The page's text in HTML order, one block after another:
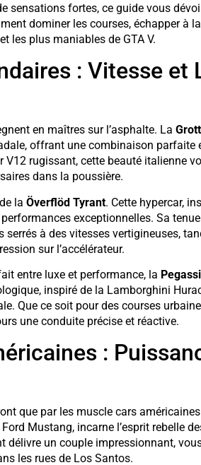
sensations fortes, ce guide vous
dominer les courses, échapper à
les plus maniables de GTA V.
: Vitesse et
en maîtres sur l’asphalte. La
offrant une combinaison parfaite
rugissant, cette beauté italienne
dans la poussière.
la Överflöd Tyrant. Cette hypercar,
exceptionnelles. Sa
serrés à des vitesses vertigineuses,
sur l’accélérateur.
entre luxe et performance, la
inspiré de la Lamborghini
Que ce soit pour des courses
une conduite précise et réactive.
:
que par les muscle cars
Mustang, incarne l’esprit rebelle
délivre un couple impressionnant,
les rues de Los Santos.